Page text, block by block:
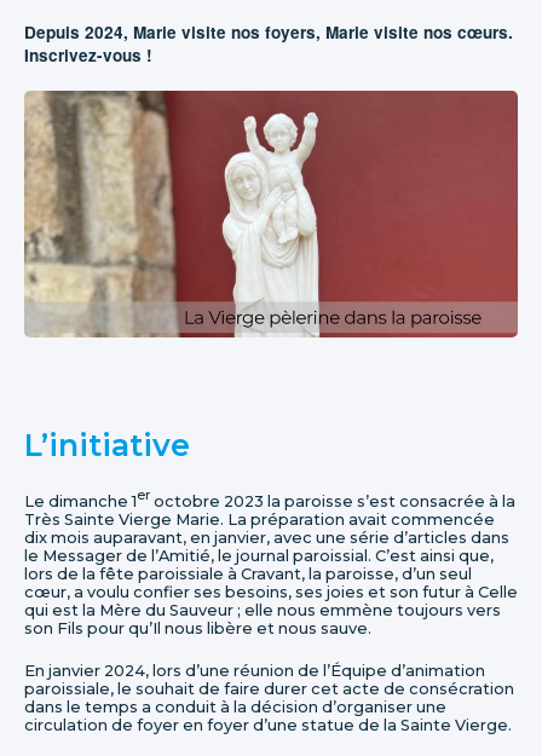
Depuis 2024, Marie visite nos foyers, Marie visite nos cœurs.
Inscrivez-vous !
L’initiative
Le dimanche 1er octobre 2023 la paroisse s’est consacrée à la
Très Sainte Vierge Marie. La préparation avait commencée
dix mois auparavant, en janvier, avec une série d’articles dans
le Messager de l’Amitié, le journal paroissial. C’est ainsi que,
lors de la fête paroissiale à Cravant, la paroisse, d’un seul
cœur, a voulu confier ses besoins, ses joies et son futur à Celle
qui est la Mère du Sauveur ; elle nous emmène toujours vers
son Fils pour qu’Il nous libère et nous sauve.
En janvier 2024, lors d’une réunion de l’Équipe d’animation
paroissiale, le souhait de faire durer cet acte de consécration
dans le temps a conduit à la décision d’organiser une
circulation de foyer en foyer d’une statue de la Sainte Vierge.